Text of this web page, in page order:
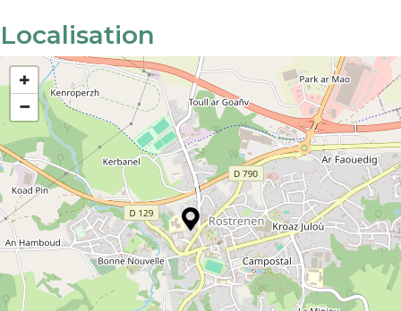
Localisation
+
−